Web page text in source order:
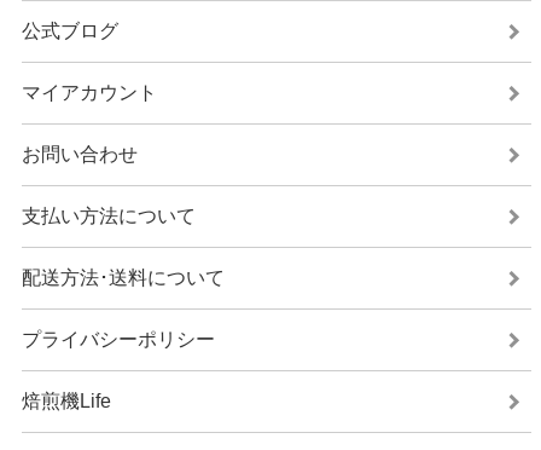
公式ブログ
マイアカウント
お問い合わせ
支払い方法について
配送方法･送料について
プライバシーポリシー
焙煎機Life